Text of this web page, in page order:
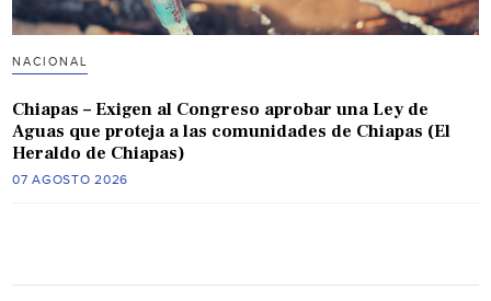
NACIONAL
Chiapas – Exigen al Congreso aprobar una Ley de
Aguas que proteja a las comunidades de Chiapas (El
Heraldo de Chiapas)
07 AGOSTO 2026